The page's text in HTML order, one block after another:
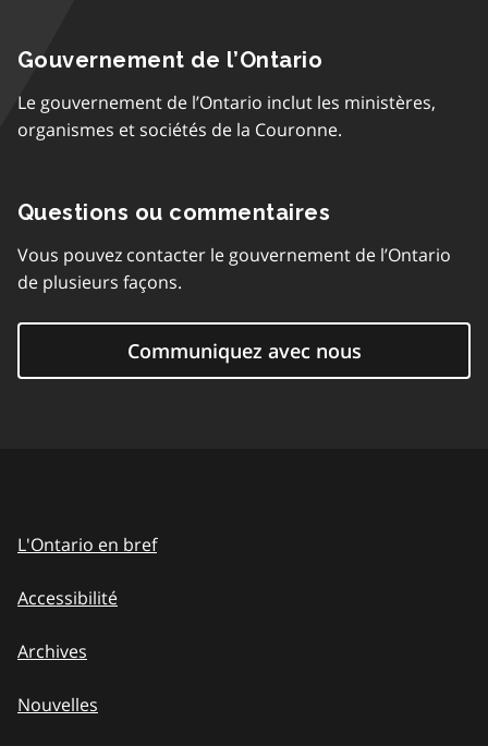
Gouvernement de l’Ontario
Le gouvernement de l’Ontario inclut les ministères,
organismes et sociétés de la Couronne.
Questions ou commentaires
Vous pouvez contacter le gouvernement de l’Ontario
de plusieurs façons.
Communiquez avec nous
L'Ontario en bref
Accessibilité
Archives
Nouvelles